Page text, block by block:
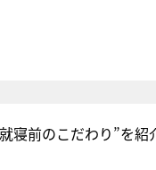
寝前のこだわり”を紹